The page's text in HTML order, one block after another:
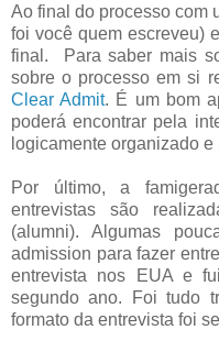
Ao final do processo com
foi você quem escreveu)
final. Para saber mais
sobre o processo em si
Clear Admit. É um bom
poderá encontrar pela
logicamente organizado
Por último, a
entrevistas são
(alumni). Algumas
admission para fazer
entrevista nos EUA e
segundo ano. Foi tudo
formato da entrevista foi